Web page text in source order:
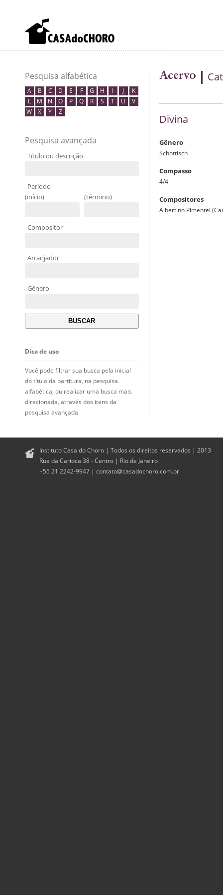
Pesquisa alfabética
A B C D E F G H I J
K
L
M N O P Q R S T U
V
W
X Y Z
Pesquisa avançada
Título ou descrição
Período
(início)
(término)
Compositor
Arranjador
Gênero
Dica de uso
Você pode filtrar sua busca pela inicial
do título da partitura, na pesquisa
alfabética, ou realizar uma busca mais
direcionada, através dos itens da
pesquisa avançada.
Acervo
Divina
Gênero
Schottisch
Compasso
4/4
Compositores
Albertino Pimentel
Instituto Casa do Choro | Todos os direitos reservados | 2013
Rua da Carioca 38 - Centro | Rio de Janeiro
+55 21 2242-9947 | contato@casadochoro.com.br